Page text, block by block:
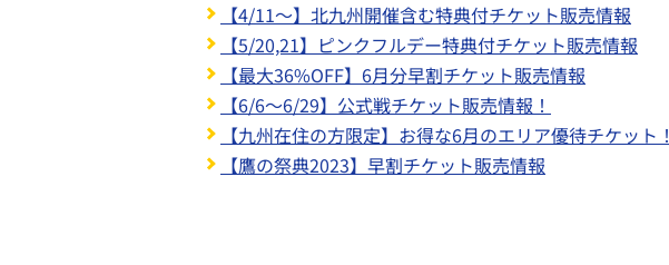
【4/11～】北九州開催含む特典付チケット販売情報
【5/20,21】ピンクフルデー特典付チケット販売情報
【最大36%OFF】6月分早割チケット販売情報
【6/6～6/29】公式戦チケット販売情報！
【九州在住の方限定】お得な6月のエリア優待チケット！
【鷹の祭典2023】早割チケット販売情報